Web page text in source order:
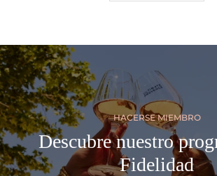
HACERSE MIEMBRO
Descubre nuestro
Fidelidad